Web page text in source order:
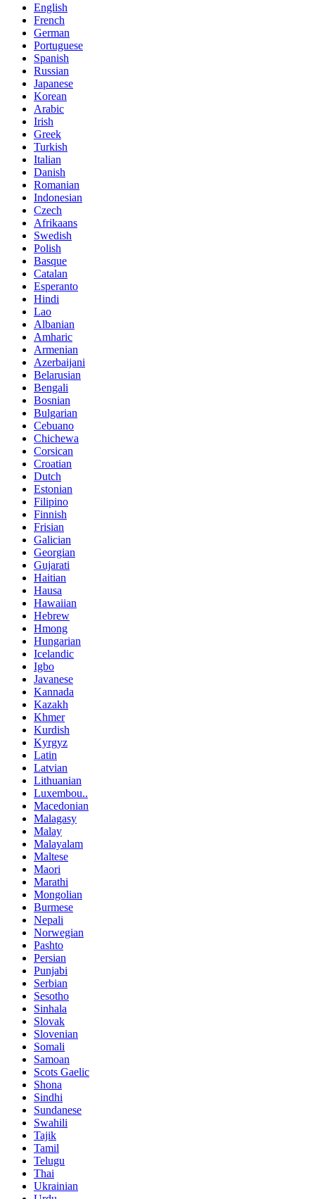
English
French
German
Portuguese
Spanish
Russian
Japanese
Korean
Arabic
Irish
Greek
Turkish
Italian
Danish
Romanian
Indonesian
Czech
Afrikaans
Swedish
Polish
Basque
Catalan
Esperanto
Hindi
Lao
Albanian
Amharic
Armenian
Azerbaijani
Belarusian
Bengali
Bosnian
Bulgarian
Cebuano
Chichewa
Corsican
Croatian
Dutch
Estonian
Filipino
Finnish
Frisian
Galician
Georgian
Gujarati
Haitian
Hausa
Hawaiian
Hebrew
Hmong
Hungarian
Icelandic
Igbo
Javanese
Kannada
Kazakh
Khmer
Kurdish
Kyrgyz
Latin
Latvian
Lithuanian
Luxembou..
Macedonian
Malagasy
Malay
Malayalam
Maltese
Maori
Marathi
Mongolian
Burmese
Nepali
Norwegian
Pashto
Persian
Punjabi
Serbian
Sesotho
Sinhala
Slovak
Slovenian
Somali
Samoan
Scots Gaelic
Shona
Sindhi
Sundanese
Swahili
Tajik
Tamil
Telugu
Thai
Ukrainian